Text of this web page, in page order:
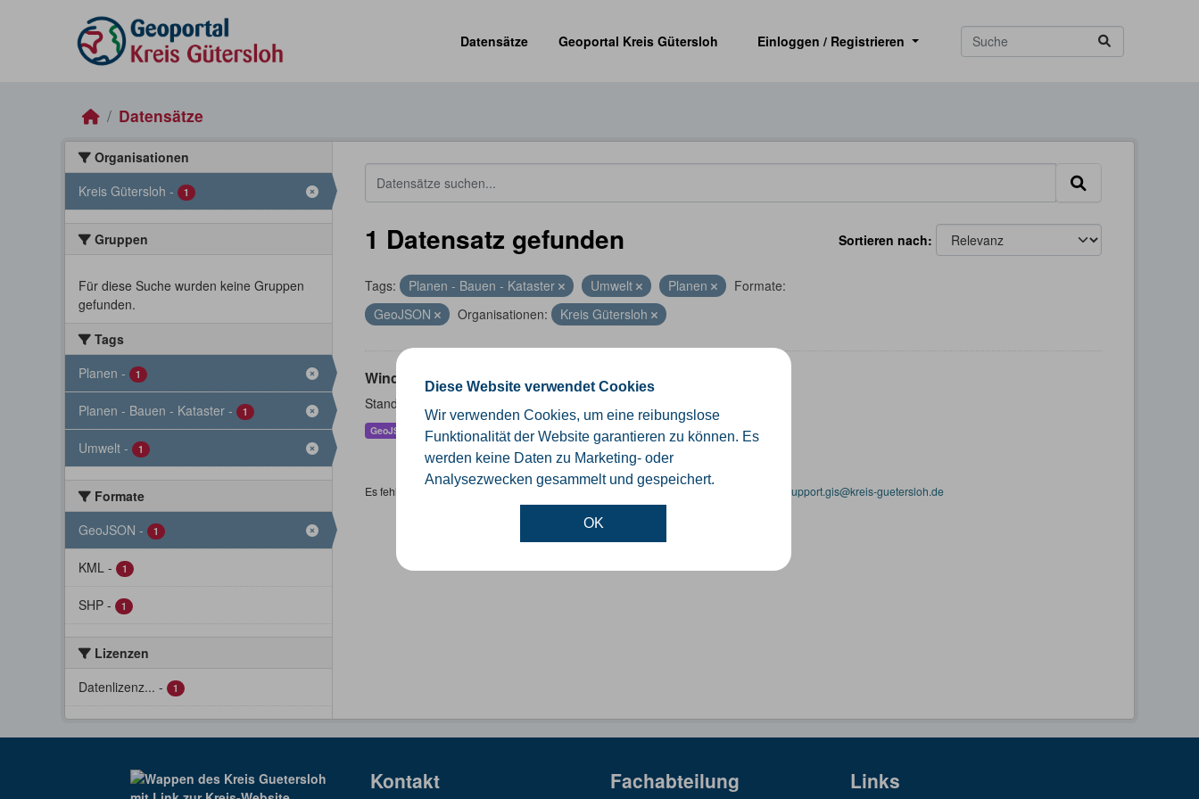
Diese Website verwendet Cookies
Wir verwenden Cookies, um eine reibungslose
Funktionalität der Website garantieren zu können. Es
werden keine Daten zu Marketing- oder
Analysezwecken gesammelt und gespeichert.
OK
Datensätze
Geoportal Kreis Gütersloh Einloggen / Registrieren
Datensätze
Organisationen
Kreis Gütersloh - 1
Gruppen
Für diese Suche wurden keine Gruppen
gefunden.
Tags
Planen - 1
Planen - Bauen - Kataster - 1
Umwelt - 1
Formate
GeoJSON - 1
KML - 1
SHP - 1
Lizenzen
Datenlizenz... - 1
Sortieren nach
1 Datensatz gefunden
Tags: Planen - Bauen - Kataster Umwelt Planen
Formate:
GeoJSON
Organisationen: Kreis Gütersloh
Windenergieanlagen
Standorte der Windenergieanlagen im Kreis Gütersloh
GeoJSON KML SHP
Es fehlen spezifische Datensätze? Wenden Sie sich bitte an einen Administrator unter: support.gis@kreis-guetersloh.de
Kontakt Fachabteilung Links